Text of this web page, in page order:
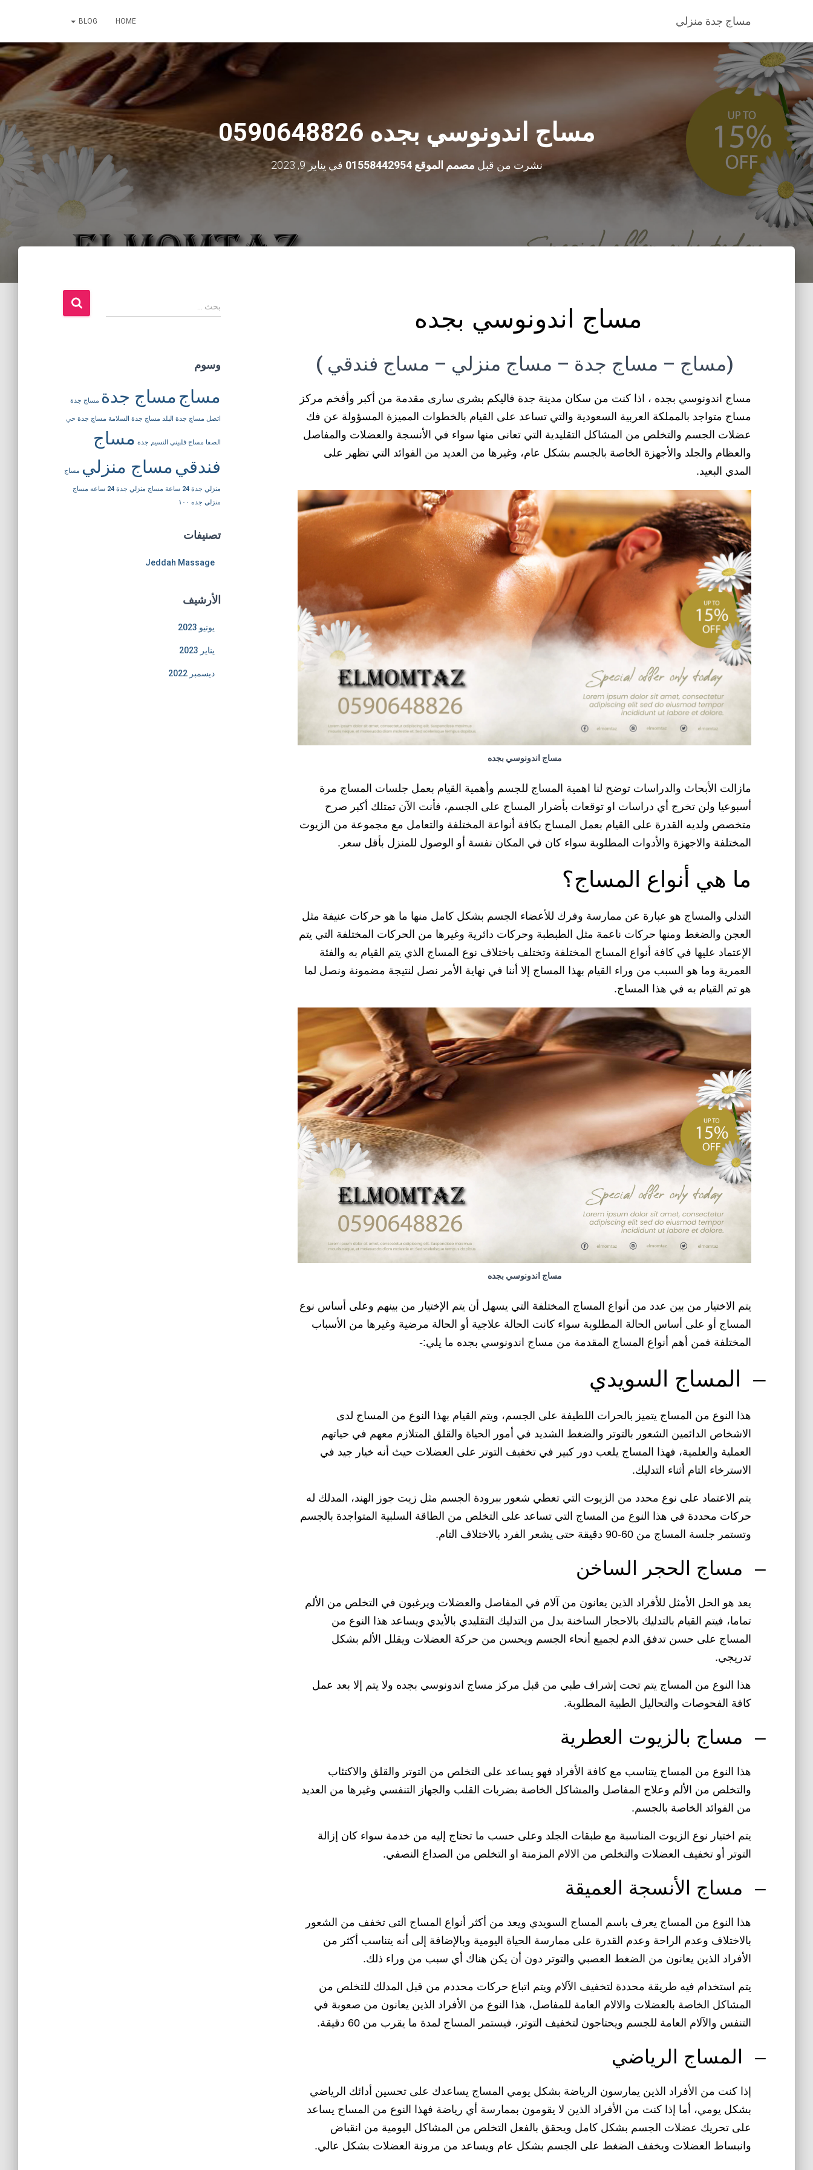
مساج جدة منزلي HOME
BLOG
مساج اندونوسي بجده 0590648826
نشرت من قبل مصمم الموقع 01558442954 في يناير 9, 2023
مساج اندونوسي بجده
(مساج – مساج جدة – مساج منزلي – مساج فندقي )
مساج اندونوسي بجده ، اذا كنت من سكان مدينة جدة فاليكم بشرى سارى مقدمة من أكبر وأفخم مركز
مساج متواجد بالمملكة العربية السعودية والتي تساعد على القيام بالخطوات المميزة المسؤولة عن فك
عضلات الجسم والتخلص من المشاكل التقليدية التي تعانى منها سواء في الأنسجة والعضلات والمفاصل
والعظام والجلد والأجهزة الخاصة بالجسم بشكل عام، وغيرها من العديد من الفوائد التي تظهر على
المدي البعيد.
مساج اندونوسي بجده
مازالت الأبحاث والدراسات توضح لنا اهمية المساج للجسم وأهمية القيام بعمل جلسات المساج مرة
أسبوعيا ولن تخرج أي دراسات او توقعات بأضرار المساج على الجسم، فأنت الآن تمتلك أكبر صرح
متخصص ولديه القدرة على القيام بعمل المساج بكافة أنواعة المختلفة والتعامل مع مجموعة من الزيوت
المختلفة والاجهزة والأدوات المطلوبة سواء كان في المكان نفسة أو الوصول للمنزل بأقل سعر.
ما هي أنواع المساج؟
التدلي والمساج هو عبارة عن ممارسة وفرك للأعضاء الجسم بشكل كامل منها ما هو حركات عنيفة مثل
العجن والضغط ومنها حركات ناعمة مثل الطبطبة وحركات دائرية وغيرها من الحركات المختلفة التي يتم
الإعتماد عليها في كافة أنواع المساج المختلفة وتختلف باختلاف نوع المساج الذي يتم القيام به والفئة
العمرية وما هو السبب من وراء القيام بهذا المساج إلا أننا في نهاية الأمر نصل لنتيجة مضمونة ونصل لما
هو تم القيام به في هذا المساج.
مساج اندونوسي بجده
يتم الاختيار من بين عدد من أنواع المساج المختلفة التي يسهل أن يتم الإختيار من بينهم وعلى أساس نوع
المساج أو على أساس الحالة المطلوبة سواء كانت الحالة علاجية أو الحالة مرضية وغيرها من الأسباب
المختلفة فمن أهم أنواع المساج المقدمة من مساج اندونوسي بجده ما يلي:-
– المساج السويدي
هذا النوع من المساج يتميز بالحرات اللطيفة على الجسم، ويتم القيام بهذا النوع من المساج لدى
الاشخاص الدائمين الشعور بالتوتر والضغط الشديد في أمور الحياة والقلق المتلازم معهم في حياتهم
العملية والعلمية، فهذا المساج يلعب دور كبير في تخفيف التوتر على العضلات حيث أنه خيار جيد في
الاسترخاء التام أثناء التدليك.
يتم الاعتماد على نوع محدد من الزيوت التي تعطي شعور ببرودة الجسم مثل زيت جوز الهند، المدلك له
حركات محددة في هذا النوع من المساج التي تساعد على التخلص من الطاقة السلبية المتواجدة بالجسم
وتستمر جلسة المساج من 60-90 دقيقة حتى يشعر الفرد بالاختلاف التام.
– مساج الحجر الساخن
يعد هو الحل الأمثل للأفراد الذين يعانون من آلام في المفاصل والعضلات ويرغبون في التخلص من الألم
تماما، فيتم القيام بالتدليك بالاحجار الساخنة بدل من التدليك التقليدي بالأيدي ويساعد هذا النوع من
المساج على حسن تدفق الدم لجميع أنحاء الجسم ويحسن من حركة العضلات ويقلل الألم بشكل
تدريجي.
هذا النوع من المساج يتم تحت إشراف طبي من قبل مركز مساج اندونوسي بجده ولا يتم إلا بعد عمل
كافة الفحوصات والتحاليل الطبية المطلوبة.
– مساج بالزيوت العطرية
هذا النوع من المساج يتناسب مع كافة الأفراد فهو يساعد على التخلص من التوتر والقلق والاكتئاب
والتخلص من الألم وعلاج المفاصل والمشاكل الخاصة بضربات القلب والجهاز التنفسي وغيرها من العديد
من الفوائد الخاصة بالجسم.
يتم اختيار نوع الزيوت المناسبة مع طبقات الجلد وعلى حسب ما تحتاج إليه من خدمة سواء كان إزالة
التوتر أو تخفيف العضلات والتخلص من الالام المزمنة او التخلص من الصداع النصفي.
– مساج الأنسجة العميقة
هذا النوع من المساج يعرف باسم المساج السويدي ويعد من أكثر أنواع المساج التى تخفف من الشعور
بالاختلاف وعدم الراحة وعدم القدرة على ممارسة الحياة اليومية وبالإضافة إلى أنه يتناسب أكثر من
الأفراد الذين يعانون من الضغط العصبي والتوتر دون أن يكن هناك أي سبب من وراء ذلك.
يتم استخدام فيه طريقة محددة لتخفيف الآلام ويتم اتباع حركات محددم من قبل المدلك للتخلص من
المشاكل الخاصة بالعضلات والالام العامة للمفاصل، هذا النوع من الأفراد الذين يعانون من صعوبة في
التنفس والآلام العامة للجسم ويحتاجون لتخفيف التوتر، فيستمر المساج لمدة ما يقرب من 60 دقيقة.
– المساج الرياضي
إذا كنت من الأفراد الذين يمارسون الرياضة بشكل يومي المساج يساعدك على تحسين أدائك الرياضي
بشكل يومي، أما إذا كنت من الأفراد الذين لا يقومون بممارسة أي رياضة فهذا النوع من المساج يساعد
على تحريك عضلات الجسم بشكل كامل ويحقق بالفعل التخلص من المشاكل اليومية من انقباض
وانبساط العضلات ويخفف الضغط على الجسم بشكل عام ويساعد من مرونة العضلات بشكل عالي.
ل
ع
بحث …
وسوم
مساج مساج جدة مساج جدة
اتصل مساج جدة البلد مساج جدة السلامة مساج جدة حي
الصفا مساج فلبيني النسيم جدة مساج
فندقيمساج منزلي مساج
منزلي جدة 24 ساعة مساج منزلي جدة 24 ساعه
مساج
منزلي جده ١٠٠
تصنيفات
Jeddah Massage
الأرشيف
يونيو 2023
يناير 2023
ديسمبر 2022